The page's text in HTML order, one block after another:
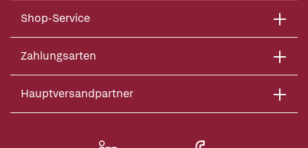
Shop-Service
Zahlungsarten
Hauptversandpartner